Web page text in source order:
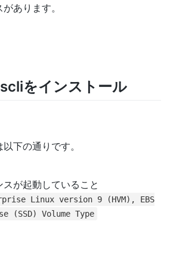
あります。
をインストール
下の通りです。
スが起動していること
Linux version 9 (HVM), EBS
(SSD) Volume Type